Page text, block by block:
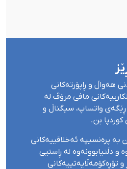
هەواڵ و ڕاپۆرتەکانی
مافی مرۆڤ لە
ڕێگەی واتساپ، سیگناڵ و
کوردپا بن.
بە پرەنسیپە ئەخلاقییەکانی
دڵنیابوونەوە لە ڕاستیی
تۆڕەکۆمەڵایەتییەکانی